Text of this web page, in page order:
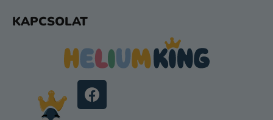
I
KAPCSOLAT